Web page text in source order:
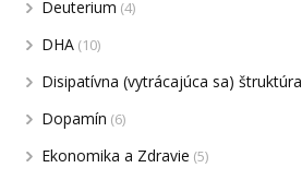
Deuterium (4)
DHA (10)
Disipatívna (vytrácajúca sa) štruktúra
Dopamín (6)
Ekonomika a Zdravie (5)